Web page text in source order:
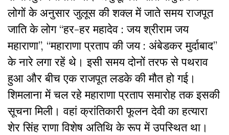
लोगों के अनुसार जुलूस की शक्ल में जाते समय राजपूत
जाति के लोग “हर-हर महादेव : जय श्रीराम जय
महाराणा”, “महाराणा प्रताप की जय : अंबेडकर मुर्दाबाद”
के नारे लगा रहें थे। इसी समय दोनों तरफ से पथराव
हुआ और बीच एक राजपूत लडके की मौत हो गई।
शिमलाना में चल रहे महाराणा प्रताप समारोह तक इसकी
सूचना मिली। वहां क्रांतिकारी फूलन देवी का हत्यारा
शेर सिंह राणा विशेष अतिथि के रूप में उपस्थित था।